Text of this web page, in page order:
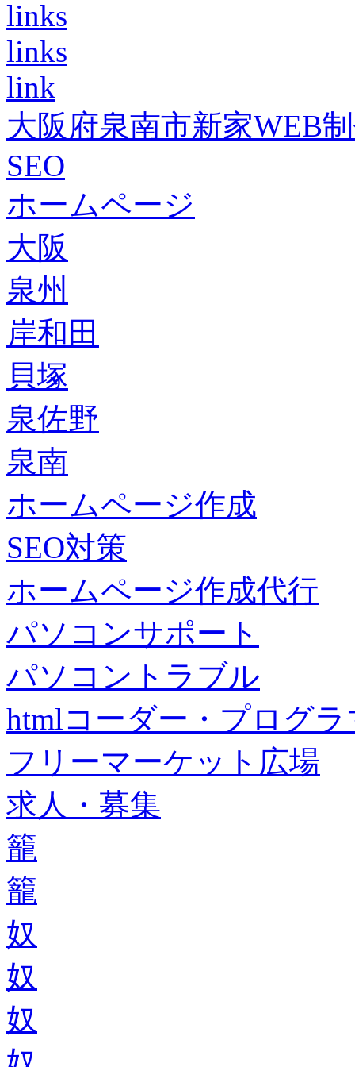
links
links
link
大阪府泉南市新家WEB
SEO
ホームページ
大阪
泉州
岸和田
貝塚
泉佐野
泉南
ホームページ作成
SEO対策
ホームページ作成代行
パソコンサポート
パソコントラブル
htmlコーダー・プログラ
フリーマーケット広場
求人・募集
籠
籠
奴
奴
奴